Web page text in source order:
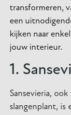
transformeren,
een
kijken naar
jouw interieur.
1.
Sansevieria,
slangenplant, is